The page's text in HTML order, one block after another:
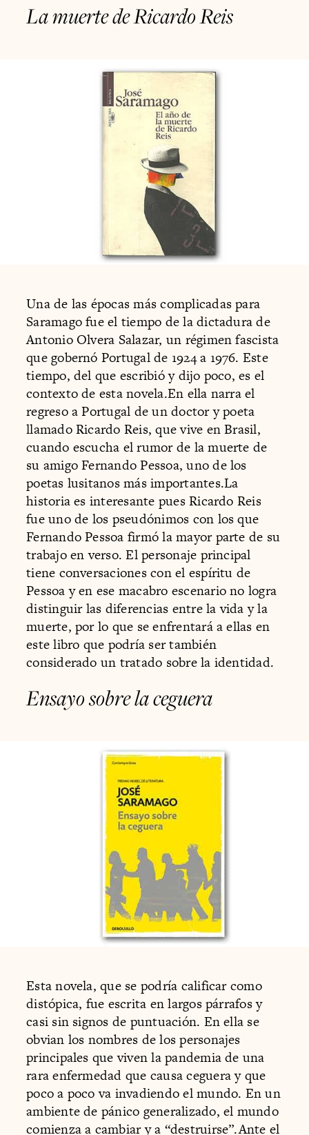
La muerte de Ricardo Reis
Una de las épocas más complicadas para
Saramago fue el tiempo de la dictadura de
Antonio Olvera Salazar, un régimen fascista
que gobernó Portugal de 1924 a 1976. Este
tiempo, del que escribió y dijo poco, es el
contexto de esta novela.En ella narra el
regreso a Portugal de un doctor y poeta
llamado Ricardo Reis, que vive en Brasil,
cuando escucha el rumor de la muerte de
su amigo Fernando Pessoa, uno de los
poetas lusitanos más importantes.La
historia es interesante pues Ricardo Reis
fue uno de los pseudónimos con los que
Fernando Pessoa firmó la mayor parte de su
trabajo en verso. El personaje principal
tiene conversaciones con el espíritu de
Pessoa y en ese macabro escenario no logra
distinguir las diferencias entre la vida y la
muerte, por lo que se enfrentará a ellas en
este libro que podría ser también
considerado un tratado sobre la identidad.
Ensayo sobre la ceguera
Esta novela, que se podría calificar como
distópica, fue escrita en largos párrafos y
casi sin signos de puntuación. En ella se
obvian los nombres de los personajes
principales que viven la pandemia de una
rara enfermedad que causa ceguera y que
poco a poco va invadiendo el mundo. En un
ambiente de pánico generalizado, el mundo
comienza a cambiar y a “destruirse”.Ante el